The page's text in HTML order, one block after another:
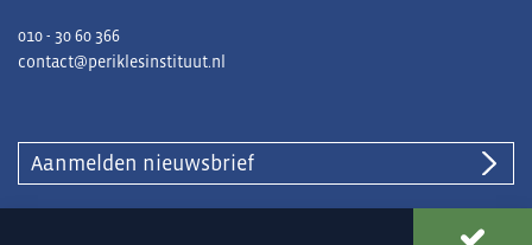
010 - 30 60 366
contact@periklesinstituut.nl
Aanmelden nieuwsbrief